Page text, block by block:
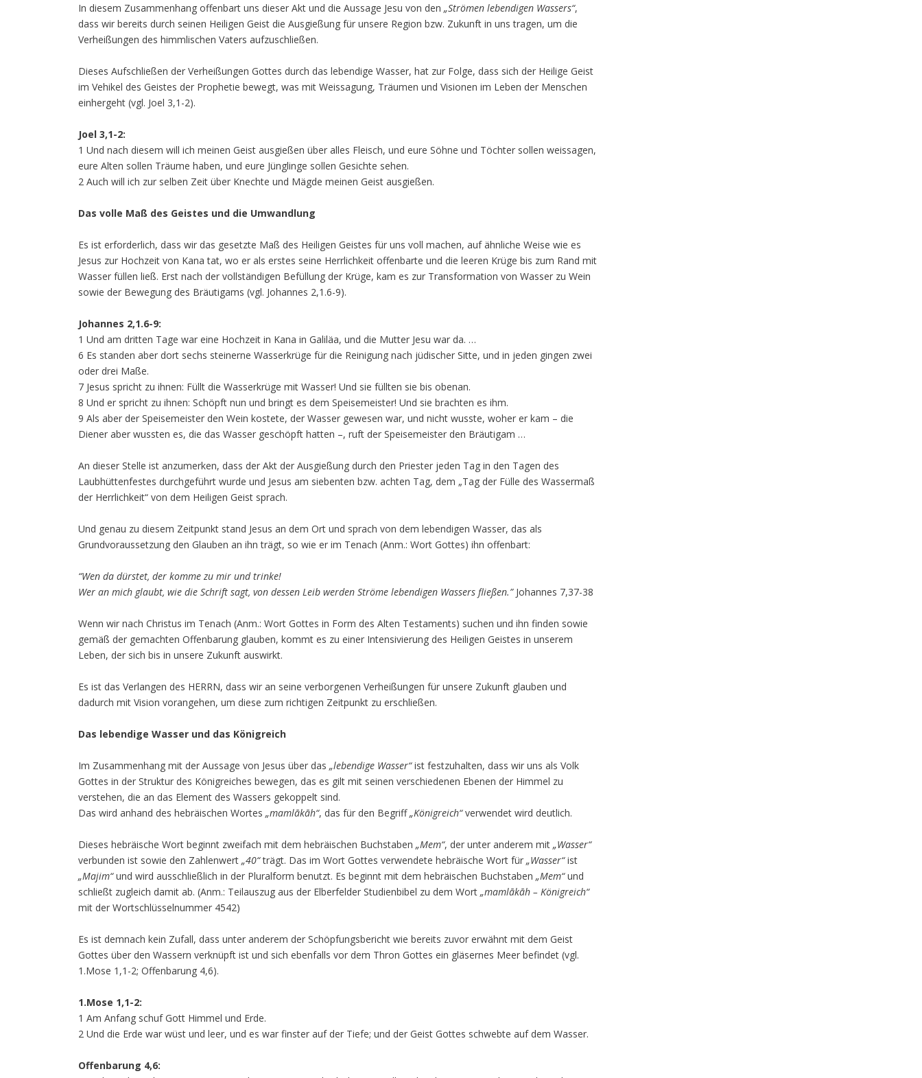
In diesem Zusammenhang offenbart uns dieser Akt und die Aussage Jesu von den „Strömen lebendigen Wassers“,
dass wir bereits durch seinen Heiligen Geist die Ausgießung für unsere Region bzw. Zukunft in uns tragen, um die
Verheißungen des himmlischen Vaters aufzuschließen.
Dieses Aufschließen der Verheißungen Gottes durch das lebendige Wasser, hat zur Folge, dass sich der Heilige Geist
im Vehikel des Geistes der Prophetie bewegt, was mit Weissagung, Träumen und Visionen im Leben der Menschen
einhergeht (vgl. Joel 3,1-2).
Joel 3,1-2:
1 Und nach diesem will ich meinen Geist ausgießen über alles Fleisch, und eure Söhne und Töchter sollen weissagen,
eure Alten sollen Träume haben, und eure Jünglinge sollen Gesichte sehen.
2 Auch will ich zur selben Zeit über Knechte und Mägde meinen Geist ausgießen.
Das volle Maß des Geistes und die Umwandlung
Es ist erforderlich, dass wir das gesetzte Maß des Heiligen Geistes für uns voll machen, auf ähnliche Weise wie es
Jesus zur Hochzeit von Kana tat, wo er als erstes seine Herrlichkeit offenbarte und die leeren Krüge bis zum Rand mit
Wasser füllen ließ. Erst nach der vollständigen Befüllung der Krüge, kam es zur Transformation von Wasser zu Wein
sowie der Bewegung des Bräutigams (vgl. Johannes 2,1.6-9).
Johannes 2,1.6-9:
1 Und am dritten Tage war eine Hochzeit in Kana in Galiläa, und die Mutter Jesu war da. …
6 Es standen aber dort sechs steinerne Wasserkrüge für die Reinigung nach jüdischer Sitte, und in jeden gingen zwei
oder drei Maße.
7 Jesus spricht zu ihnen: Füllt die Wasserkrüge mit Wasser! Und sie füllten sie bis obenan.
8 Und er spricht zu ihnen: Schöpft nun und bringt es dem Speisemeister! Und sie brachten es ihm.
9 Als aber der Speisemeister den Wein kostete, der Wasser gewesen war, und nicht wusste, woher er kam – die
Diener aber wussten es, die das Wasser geschöpft hatten –, ruft der Speisemeister den Bräutigam …
An dieser Stelle ist anzumerken, dass der Akt der Ausgießung durch den Priester jeden Tag in den Tagen des
Laubhüttenfestes durchgeführt wurde und Jesus am siebenten bzw. achten Tag, dem „Tag der Fülle des Wassermaß
der Herrlichkeit“ von dem Heiligen Geist sprach.
Und genau zu diesem Zeitpunkt stand Jesus an dem Ort und sprach von dem lebendigen Wasser, das als
Grundvoraussetzung den Glauben an ihn trägt, so wie er im Tenach (Anm.: Wort Gottes) ihn offenbart:
“Wen da dürstet, der komme zu mir und trinke!
Wer an mich glaubt, wie die Schrift sagt, von dessen Leib werden Ströme lebendigen Wassers fließen.”Johannes 7,37-38
Wenn wir nach Christus im Tenach (Anm.: Wort Gottes in Form des Alten Testaments) suchen und ihn finden sowie
gemäß der gemachten Offenbarung glauben, kommt es zu einer Intensivierung des Heiligen Geistes in unserem
Leben, der sich bis in unsere Zukunft auswirkt.
Es ist das Verlangen des HERRN, dass wir an seine verborgenen Verheißungen für unsere Zukunft glauben und
dadurch mit Vision vorangehen, um diese zum richtigen Zeitpunkt zu erschließen.
Das lebendige Wasser und das Königreich
Im Zusammenhang mit der Aussage von Jesus über das „lebendige Wasser“ist festzuhalten, dass wir uns als Volk
Gottes in der Struktur des Königreiches bewegen, das es gilt mit seinen verschiedenen Ebenen der Himmel zu
verstehen, die an das Element des Wassers gekoppelt sind.
Das wird anhand des hebräischen Wortes „mamlākāh“, das für den Begriff„Königreich“verwendet wird deutlich.
Dieses hebräische Wort beginnt zweifach mit dem hebräischen Buchstaben „Mem“, der unter anderem mit „Wasser“
verbunden ist sowie den Zahlenwert „40“trägt. Das im Wort Gottes verwendete hebräische Wort für „Wasser“ist
„Majim“und wird ausschließlich in der Pluralform benutzt. Es beginnt mit dem hebräischen Buchstaben „Mem“und
schließt zugleich damit ab. (Anm.: Teilauszug aus der Elberfelder Studienbibel zu dem Wort „mamlākāh – Königreich“
mit der Wortschlüsselnummer 4542)
Es ist demnach kein Zufall, dass unter anderem der Schöpfungsbericht wie bereits zuvor erwähnt mit dem Geist
Gottes über den Wassern verknüpft ist und sich ebenfalls vor dem Thron Gottes ein gläsernes Meer befindet (vgl.
1.Mose 1,1-2; Offenbarung 4,6).
1.Mose 1,1-2:
1 Am Anfang schuf Gott Himmel und Erde.
2 Und die Erde war wüst und leer, und es war finster auf der Tiefe; und der Geist Gottes schwebte auf dem Wasser.
Offenbarung 4,6: